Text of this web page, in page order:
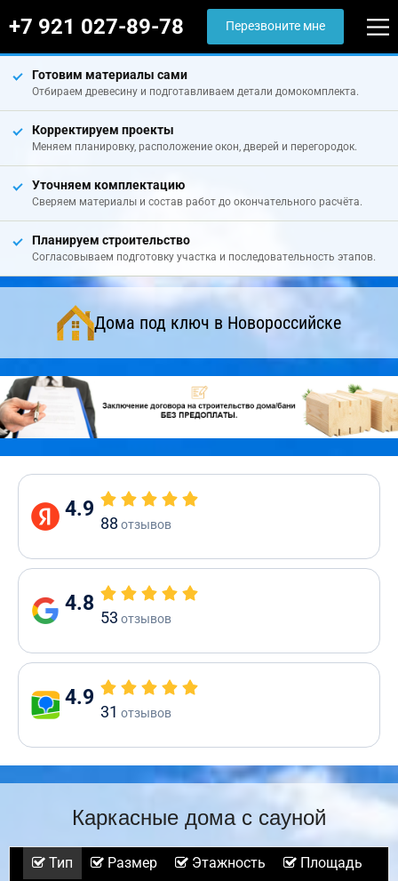
+7 921 027-89-78 Перезвоните мне
Готовим материалы сами
Отбираем древесину и подготавливаем детали домокомплекта.
Корректируем проекты
Меняем планировку, расположение окон, дверей и перегородок.
Уточняем комплектацию
Сверяем материалы и состав работ до окончательного расчёта.
Планируем строительство
Согласовываем подготовку участка и последовательность этапов.
Дома под ключ в Новороссийске
4.9
88 отзывов
4.8
53 отзывов
4.9
31 отзывов
Каркасные дома с сауной
Тип Размер Этажность
Площадь